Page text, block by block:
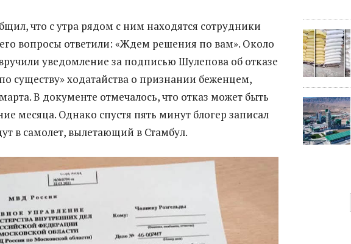
что с утра рядом с ним находятся сотрудники
вопросы ответили: «Ждем решения по вам». Около
уведомление за подписью Шулепова об отказе
существу» ходатайства о признании беженцем,
В документе отмечалось, что отказ может быть
месяца. Однако спустя пять минут блогер записал
в самолет, вылетающий в Стамбул.